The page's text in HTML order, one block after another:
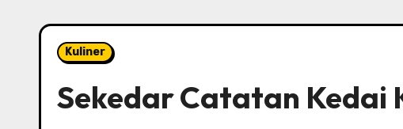
Kuliner
Sekedar Catatan Kedai